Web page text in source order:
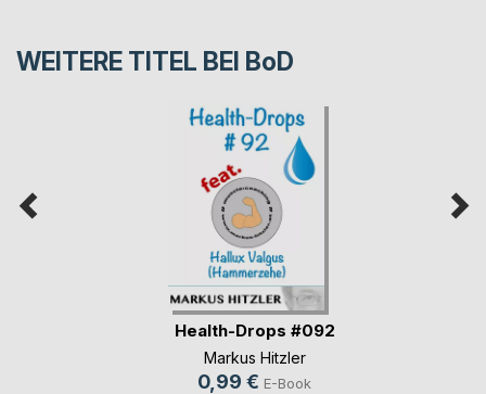
WEITERE TITEL BEI BoD
Health-Drops #092
Markus Hitzler
0,99 € E-Book